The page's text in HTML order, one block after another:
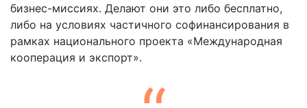
бизнес-миссиях. Делают они это либо бесплатно,
либо на условиях частичного софинансирования в
рамках национального проекта «Международная
кооперация и экспорт».